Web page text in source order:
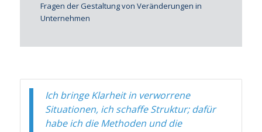
Fragen der Gestaltung von Veränderungen in
Unternehmen
Ich bringe Klarheit in verworrene
Situationen, ich schaffe Struktur; dafür
habe ich die Methoden und die